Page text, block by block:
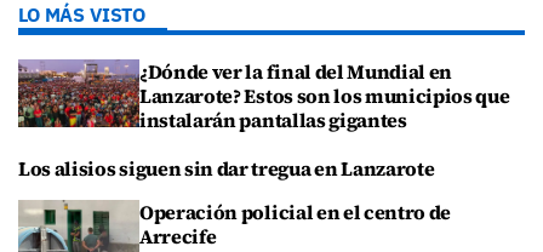
LO MÁS VISTO
¿Dónde ver la final del Mundial en
Lanzarote? Estos son los municipios que
instalarán pantallas gigantes
Los alisios siguen sin dar tregua en Lanzarote
Operación policial en el centro de
Arrecife